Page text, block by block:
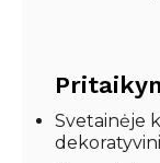
Svetainėje